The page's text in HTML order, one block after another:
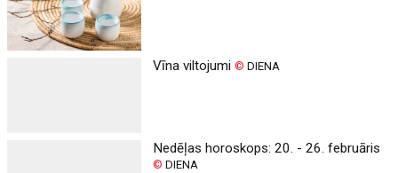
Vīna viltojumi© DIENA
Nedēļas horoskops: 20. - 26. februāris
© DIENA